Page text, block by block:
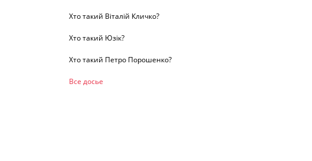
Хто такий Віталій Кличко?
Хто такий Юзік?
Хто такий Петро Порошенко?
Все досье